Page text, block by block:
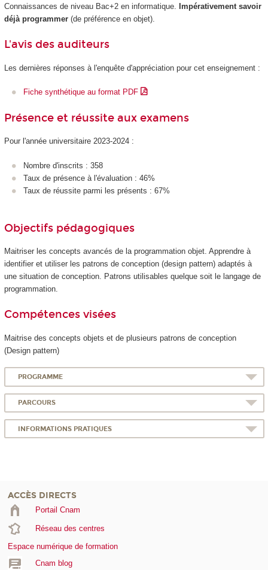
Connaissances de niveau Bac+2 en informatique.
Impérativement savoir
déjà programmer(de préférence en objet).
L'avis des auditeurs
Les dernières réponses à l'enquête d'appréciation pour cet enseignement :
Fiche synthétique au format PDF
Présence et réussite aux examens
Pour l'année universitaire 2023-2024 :
Nombre d'inscrits : 358
Taux de présence à l'évaluation : 46%
Taux de réussite parmi les présents : 67%
Objectifs pédagogiques
Maitriser les concepts avancés de la programmation objet. Apprendre à
identifier et utiliser les patrons de conception (design pattern) adaptés à
une situation de conception. Patrons utilisables quelque soit le langage de
programmation.
Compétences visées
Maitrise des concepts objets et de plusieurs patrons de conception
(Design pattern)
PROGRAMME
PARCOURS
INFORMATIONS PRATIQUES
ACCÈS DIRECTS
Portail Cnam
Réseau des centres
Espace numérique de formation
Cnam blog